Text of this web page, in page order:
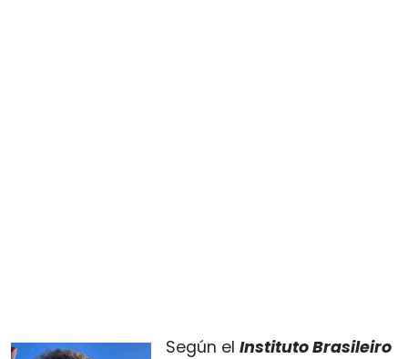
Según el Instituto Brasileiro